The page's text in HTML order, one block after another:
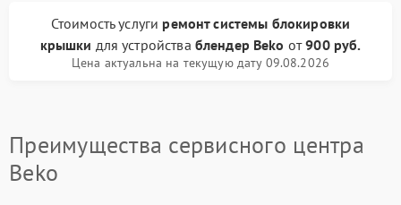
Стоимость услуги ремонт системы блокировки
крышки для устройства блендер Beko от900 руб.
Цена актуальна на текущую дату 09.08.2026
Преимущества сервисного центра
Beko